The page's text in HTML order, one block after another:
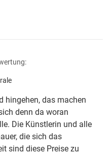
hingehen, das machen
denn da woran
Die Künstlerin und alle
die sich das
sind diese Preise zu